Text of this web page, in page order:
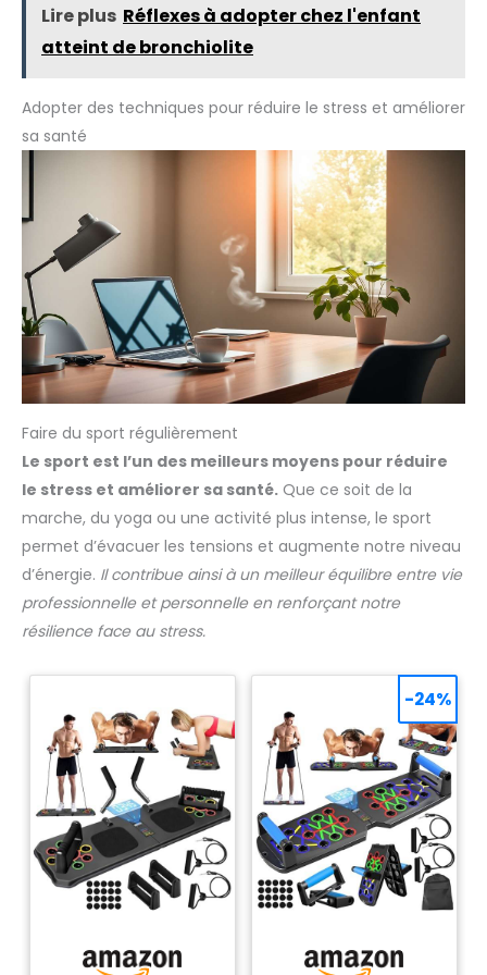
Lire plus Réflexes à adopter chez l'enfant
atteint de bronchiolite
Adopter des techniques pour réduire le stress et améliorer
sa santé
Faire du sport régulièrement
Le sport est l’un des meilleurs moyens pour réduire
le stress et améliorer sa santé. Que ce soit de la
marche, du yoga ou une activité plus intense, le sport
permet d’évacuer les tensions et augmente notre niveau
d’énergie. Il contribue ainsi à un meilleur équilibre entre vie
professionnelle et personnelle en renforçant notre
résilience face au stress.
-24%